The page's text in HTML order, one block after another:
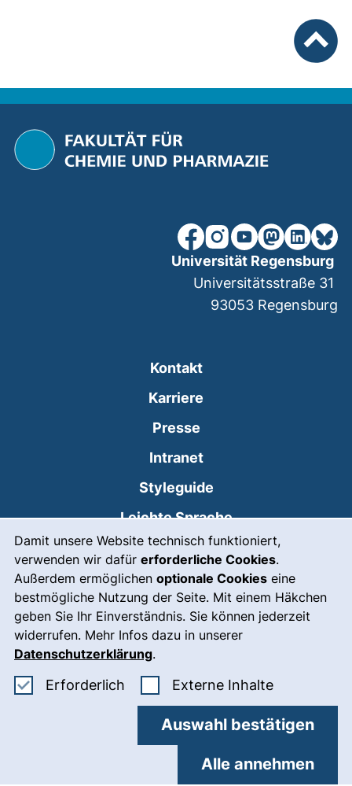
Damit unsere Website technisch funktioniert,
verwenden wir dafür erforderliche Cookies.
Außerdem ermöglichen optionale Cookies eine
bestmögliche Nutzung der Seite. Mit einem Häkchen
geben Sie Ihr Einverständnis. Sie können jederzeit
widerrufen. Mehr Infos dazu in unserer
Datenschutzerklärung.
Erforderlich Erforderliche Cookies akzeptieren
Externe Inhalte: Externe
Auswahl bestätigen
Alle annehmen
unsere Facebook-Seite
unsere Instagram-
unsere YouTube-
unsereunsere
Kontakt
Karriere
Presse
Intranet(externer Link, öffnet
Styleguide
Leichte Sprache
Gebärdensprache
Notfall(externer Link, öffnet
Impressum
Barrierefreiheit
Datenschutz
Cookie-Einstellungen
Universität Regensburg
Universitätsstraße 31
93053 Regensburg